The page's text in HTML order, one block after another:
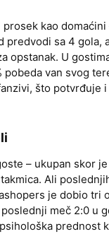
kao domaćini
predvodi sa 4 gola,
opstanak. U
pobeda van svog
što potvrđuje
– ukupan skor je
Ali
je dobio tri
meč 2:0 u
prednost